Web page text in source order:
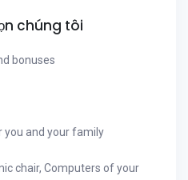
chúng tôi
bonuses
you and your family
chair, Computers of your